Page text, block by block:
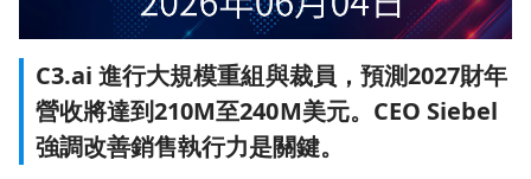
C3.ai 進行大規模重組與裁員，預測2027財年
營收將達到210M至240M美元。CEO Siebel
強調改善銷售執行力是關鍵。